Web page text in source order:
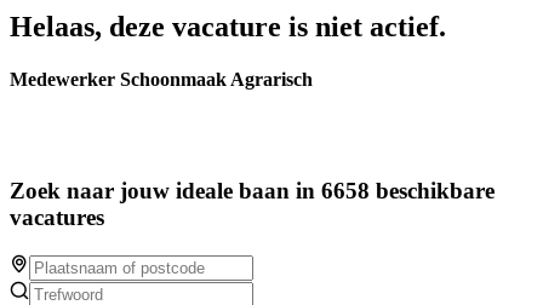
Helaas, deze vacature is niet actief.
Medewerker Schoonmaak Agrarisch
Zoek naar jouw ideale baan in 6658 beschikbare
vacatures